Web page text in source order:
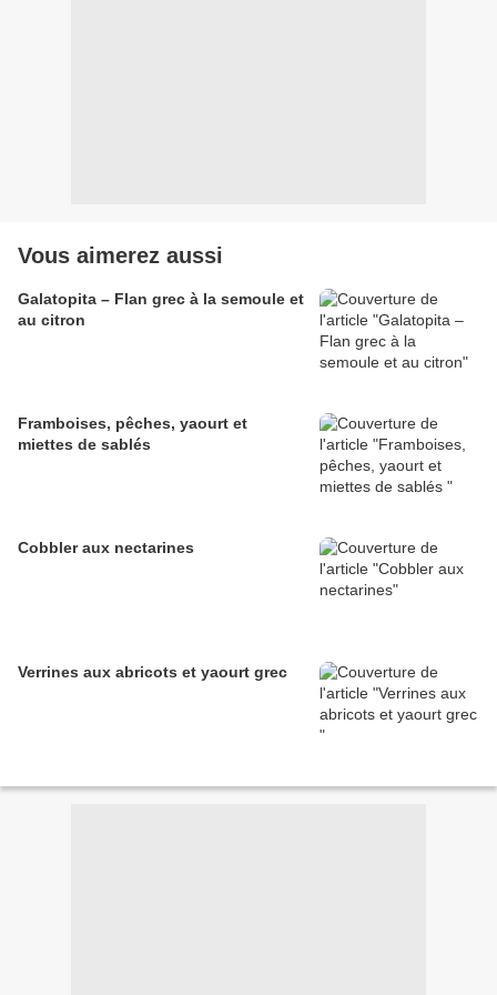
Vous aimerez aussi
Galatopita – Flan grec à la semoule et
au citron
Framboises, pêches, yaourt et
miettes de sablés
Cobbler aux nectarines
Verrines aux abricots et yaourt grec